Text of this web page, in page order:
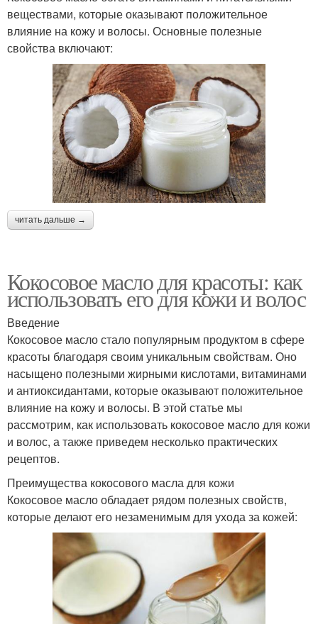
веществами, которые оказывают положительное
влияние на кожу и волосы. Основные полезные
свойства включают:
читать дальше →
Кокосовое масло для красоты: как
использовать его для кожи и волос
Введение
Кокосовое масло стало популярным продуктом в сфере
красоты благодаря своим уникальным свойствам. Оно
насыщено полезными жирными кислотами, витаминами
и антиоксидантами, которые оказывают положительное
влияние на кожу и волосы. В этой статье мы
рассмотрим, как использовать кокосовое масло для кожи
и волос, а также приведем несколько практических
рецептов.
Преимущества кокосового масла для кожи
Кокосовое масло обладает рядом полезных свойств,
которые делают его незаменимым для ухода за кожей: